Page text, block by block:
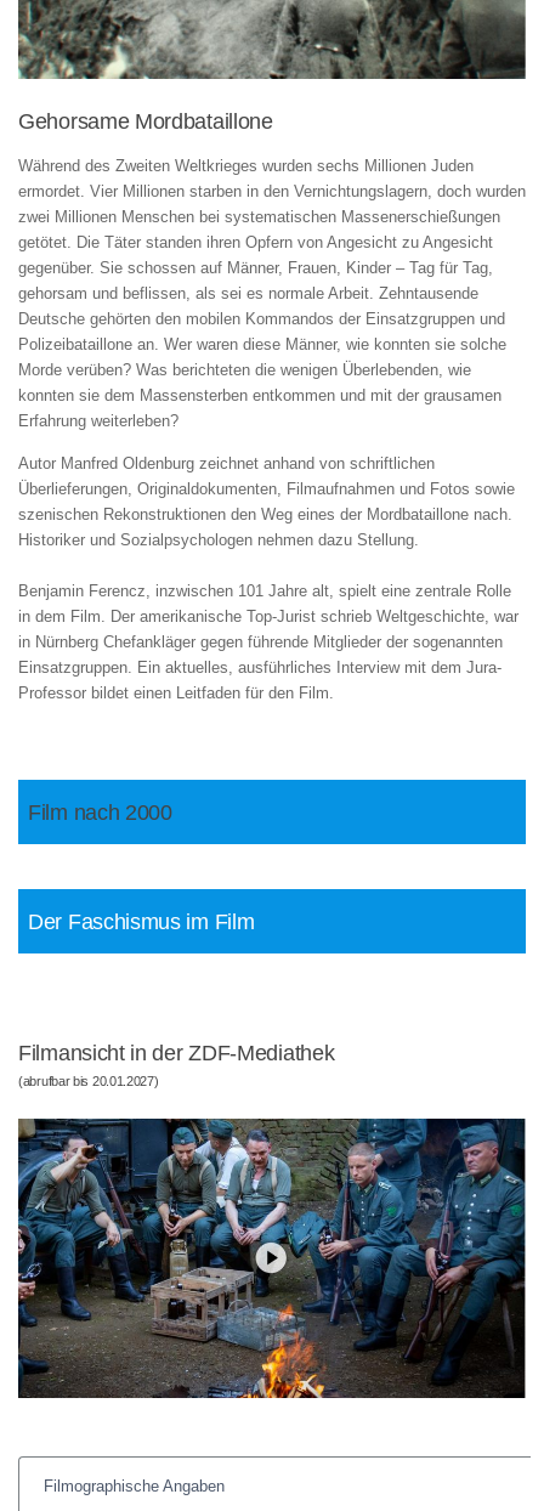
Gehorsame Mordbataillone
Während des Zweiten Weltkrieges wurden sechs Millionen Juden
ermordet. Vier Millionen starben in den Vernichtungslagern, doch wurden
zwei Millionen Menschen bei systematischen Massenerschießungen
getötet. Die Täter standen ihren Opfern von Angesicht zu Angesicht
gegenüber. Sie schossen auf Männer, Frauen, Kinder – Tag für Tag,
gehorsam und beflissen, als sei es normale Arbeit. Zehntausende
Deutsche gehörten den mobilen Kommandos der Einsatzgruppen und
Polizeibataillone an. Wer waren diese Männer, wie konnten sie solche
Morde verüben? Was berichteten die wenigen Überlebenden, wie
konnten sie dem Massensterben entkommen und mit der grausamen
Erfahrung weiterleben?
Autor Manfred Oldenburg zeichnet anhand von schriftlichen
Überlieferungen, Originaldokumenten, Filmaufnahmen und Fotos sowie
szenischen Rekonstruktionen den Weg eines der Mordbataillone nach.
Historiker und Sozialpsychologen nehmen dazu Stellung.
Benjamin Ferencz, inzwischen 101 Jahre alt, spielt eine zentrale Rolle
in dem Film. Der amerikanische Top-Jurist schrieb Weltgeschichte, war
in Nürnberg Chefankläger gegen führende Mitglieder der sogenannten
Einsatzgruppen. Ein aktuelles, ausführliches Interview mit dem Jura-
Professor bildet einen Leitfaden für den Film.
Film nach 2000
Der Faschismus im Film
Filmansicht in der ZDF-Mediathek
(abrufbar bis 20.01.2027)
Filmographische Angaben